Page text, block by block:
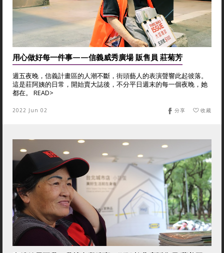
用心做好每一件事——信義威秀廣場 販售員 莊菊芳
週五夜晚，信義計畫區的人潮不斷，街頭藝人的表演聲響此起彼落。
這是莊阿姨的日常，開始賣大誌後，不分平日週末的每一個夜晚，她
都在。 READ>
2022 Jun 02 收藏
分享